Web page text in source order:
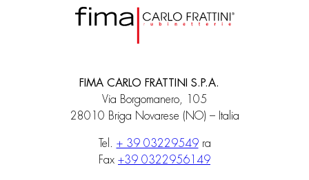
FIMA CARLO FRATTINI S.P.A.
Via Borgomanero, 105
28010 Briga Novarese (NO) – Italia
Tel. + 39 03229549ra
Fax +39 0322956149